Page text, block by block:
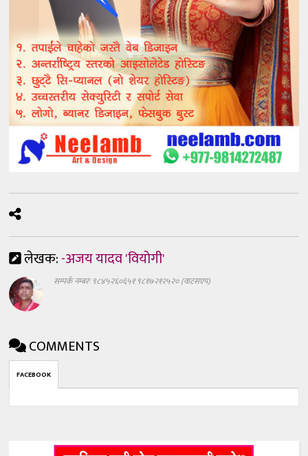
लेखक:-अजय यादव 'वियोगी'
सम्पर्क नम्बरः ९८४५२६०६५१ ९८१७२१२५२० (वाटसएप)
COMMENTS
FACEBOOK